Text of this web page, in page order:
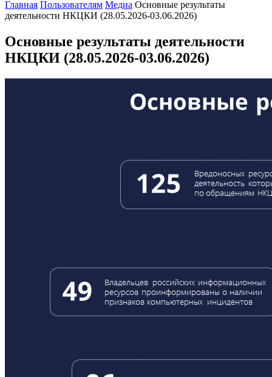
Главная Пользователям Медиа Основные результаты
деятельности НКЦКИ (28.05.2026-03.06.2026)
Основные результаты деятельности
НКЦКИ (28.05.2026-03.06.2026)